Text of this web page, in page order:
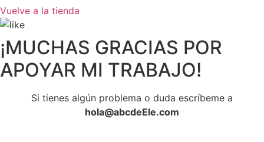
Vuelve a la tienda
¡MUCHAS GRACIAS POR
APOYAR MI TRABAJO!
Si tienes algún problema o duda escríbeme a
hola@abcdeEle.com